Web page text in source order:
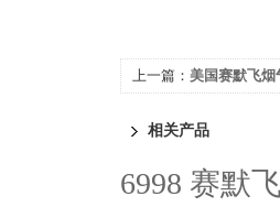
上一篇： 美国赛默飞烟
相关产品
6998 赛默